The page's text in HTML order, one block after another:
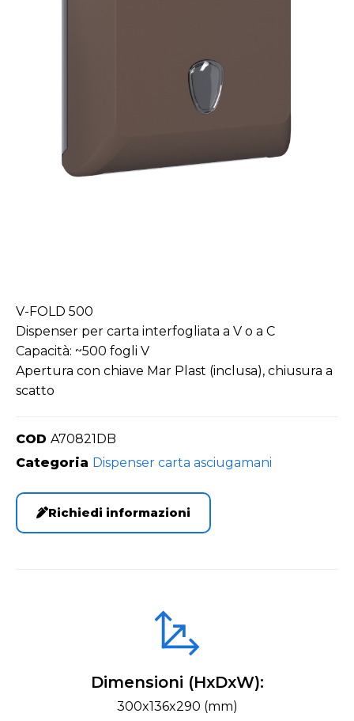
V-FOLD 500
Dispenser per carta interfogliata a V o a C
Capacità: ~500 fogli V
Apertura con chiave Mar Plast (inclusa), chiusura a
scatto
COD A70821DB
Categoria Dispenser carta asciugamani
Richiedi informazioni
Dimensioni (HxDxW):
300x136x290 (mm)